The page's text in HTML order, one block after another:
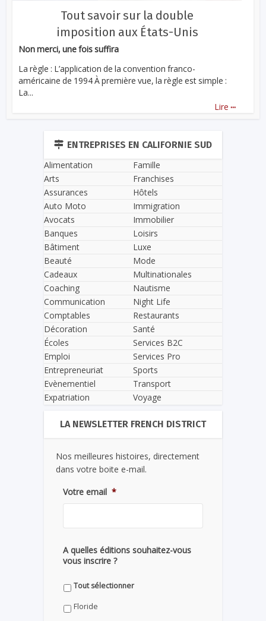
Tout savoir sur la double
imposition aux États-Unis
Non merci, une fois suffira
La règle : L’application de la convention franco-
américaine de 1994 À première vue, la règle est simple :
La...
Lire ...
ENTREPRISES EN CALIFORNIE SUD
Alimentation
Arts
Assurances
Auto Moto
Avocats
Banques
Bâtiment
Beauté
Cadeaux
Coaching
Communication
Comptables
Décoration
Écoles
Emploi
Entrepreneuriat
Evènementiel
Expatriation
Famille
Franchises
Hôtels
Immigration
Immobilier
Loisirs
Luxe
Mode
Multinationales
Nautisme
Night Life
Restaurants
Santé
Services B2C
Services Pro
Sports
Transport
Voyage
LA NEWSLETTER FRENCH DISTRICT
Nos meilleures histoires, directement
dans votre boite e-mail.
Votre email *
A quelles éditions souhaitez-vous
vous inscrire ?
Tout sélectionner
Floride